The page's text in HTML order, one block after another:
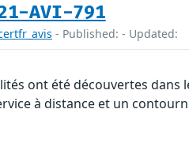
AVI-791
- Published: - Updated:
ont été découvertes
à distance et un